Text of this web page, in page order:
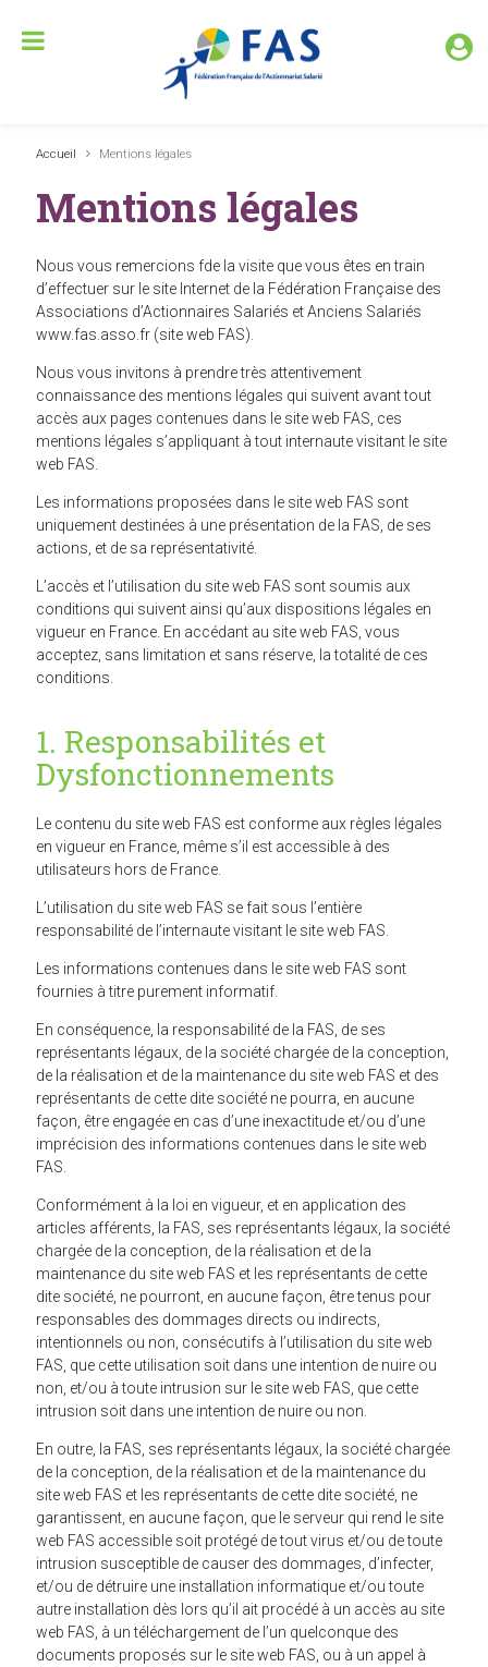
Accueil Mentions légales
Mentions légales
Nous vous remercions fde la visite que vous êtes en train
d’effectuer sur le site Internet de la Fédération Française des
Associations d’Actionnaires Salariés et Anciens Salariés
www.fas.asso.fr (site web FAS).
Nous vous invitons à prendre très attentivement
connaissance des mentions légales qui suivent avant tout
accès aux pages contenues dans le site web FAS, ces
mentions légales s’appliquant à tout internaute visitant le site
web FAS.
Les informations proposées dans le site web FAS sont
uniquement destinées à une présentation de la FAS, de ses
actions, et de sa représentativité.
L’accès et l’utilisation du site web FAS sont soumis aux
conditions qui suivent ainsi qu’aux dispositions légales en
vigueur en France. En accédant au site web FAS, vous
acceptez, sans limitation et sans réserve, la totalité de ces
conditions.
1. Responsabilités et
Dysfonctionnements
Le contenu du site web FAS est conforme aux règles légales
en vigueur en France, même s’il est accessible à des
utilisateurs hors de France.
L’utilisation du site web FAS se fait sous l’entière
responsabilité de l’internaute visitant le site web FAS.
Les informations contenues dans le site web FAS sont
fournies à titre purement informatif.
En conséquence, la responsabilité de la FAS, de ses
représentants légaux, de la société chargée de la conception,
de la réalisation et de la maintenance du site web FAS et des
représentants de cette dite société ne pourra, en aucune
façon, être engagée en cas d’une inexactitude et/ou d’une
imprécision des informations contenues dans le site web
FAS.
Conformément à la loi en vigueur, et en application des
articles afférents, la FAS, ses représentants légaux, la société
chargée de la conception, de la réalisation et de la
maintenance du site web FAS et les représentants de cette
dite société, ne pourront, en aucune façon, être tenus pour
responsables des dommages directs ou indirects,
intentionnels ou non, consécutifs à l’utilisation du site web
FAS, que cette utilisation soit dans une intention de nuire ou
non, et/ou à toute intrusion sur le site web FAS, que cette
intrusion soit dans une intention de nuire ou non.
En outre, la FAS, ses représentants légaux, la société chargée
de la conception, de la réalisation et de la maintenance du
site web FAS et les représentants de cette dite société, ne
garantissent, en aucune façon, que le serveur qui rend le site
web FAS accessible soit protégé de tout virus et/ou de toute
intrusion susceptible de causer des dommages, d’infecter,
et/ou de détruire une installation informatique et/ou toute
autre installation dès lors qu’il ait procédé à un accès au site
web FAS, à un téléchargement de l’un quelconque des
documents proposés sur le site web FAS, ou à un appel à